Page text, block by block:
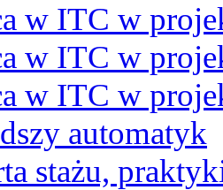
w ITC w
w ITC w
w ITC w
automatyk
stażu,